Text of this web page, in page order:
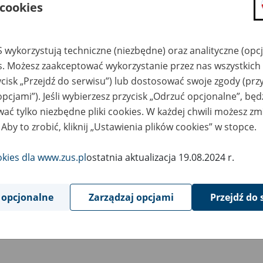
maja
z koniecznością przeprowadzenia prac
20:00 do godziny 23:00 wystąpią ograniczenia w
jego funkcji.
- jeśli lekarz ma zainstalowaną aplikację i jest ona sparowana z
będzie również aplikacja mobilna mZUS dla klientów
wykorzystują techniczne (niezbędne) oraz analityczne
Możesz zaakceptować wykorzystanie przez nas
„Przejdź do serwisu”) lub dostosować swoje zgody
Jeśli wybierzesz przycisk „Odrzuć opcjonalne”,
tylko niezbędne pliki cookies. W każdej chwili możesz
to zrobić, kliknij „Ustawienia plików cookies” w stopce.
dla www.zus.plostatnia aktualizacja 19.08.2024 r.
Zarządzaj opcjami Przejdź do